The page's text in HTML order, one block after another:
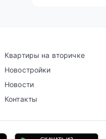
Квартиры на вторичке
Новостройки
Новости
Контакты